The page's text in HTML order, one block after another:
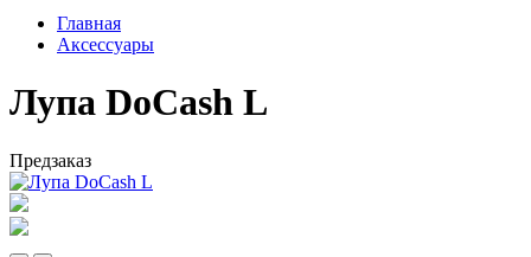
Главная
Аксессуары
Лупа DoCash L
Предзаказ